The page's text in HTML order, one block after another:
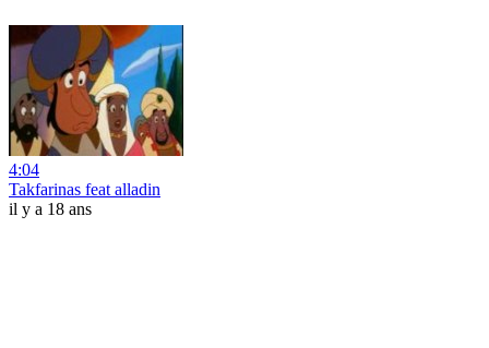
4:04
Takfarinas feat alladin
il y a 18 ans